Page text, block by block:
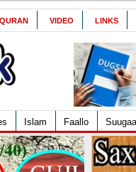
QURAN VIDEO LINKS
Islam Faallo